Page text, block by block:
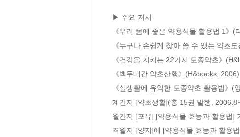
▶ 주요 저서
《우리 몸에 좋은 약용식물 활용법 1》(
《누구나 손쉽게 찾아 쓸 수 있는 약초
《건강을 지키는 22가지 토종약초》
《백두대간 약초산행》(H&books, 2006)
《실생활에 유익한 토종약초 활용법》(
계간지 [약초생활](총 15권 발행,
월간지 [포유] [약용식물 효능과 활용법]
격월지 [양지]에 [약용식물 효능과 활용